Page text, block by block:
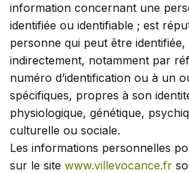
information concernant une
identifiée ou identifiable ; est
personne qui peut être
indirectement, notamment par
numéro d’identification ou à un
spécifiques, propres à son
physiologique, génétique,
culturelle ou sociale.
Les informations personnelles
sur le site www.villevocance.fr